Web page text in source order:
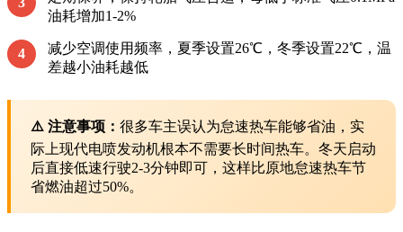
油耗增加1-2%
4
减少空调使用频率，夏季设置26℃，冬季设置22℃，温
差越小油耗越低
⚠️ 注意事项： 很多车主误认为怠速热车能够省油，实
际上现代电喷发动机根本不需要长时间热车。冬天启动
后直接低速行驶2-3分钟即可，这样比原地怠速热车节
省燃油超过50%。